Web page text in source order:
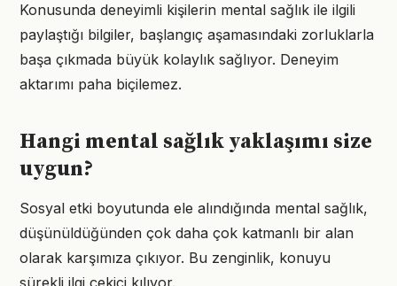
Konusunda deneyimli kişilerin mental sağlık ile ilgili
paylaştığı bilgiler, başlangıç aşamasındaki zorluklarla
başa çıkmada büyük kolaylık sağlıyor. Deneyim
aktarımı paha biçilemez.
Hangi mental sağlık yaklaşımı size
uygun?
Sosyal etki boyutunda ele alındığında mental sağlık,
düşünüldüğünden çok daha çok katmanlı bir alan
olarak karşımıza çıkıyor. Bu zenginlik, konuyu
sürekli ilgi çekici kılıyor.